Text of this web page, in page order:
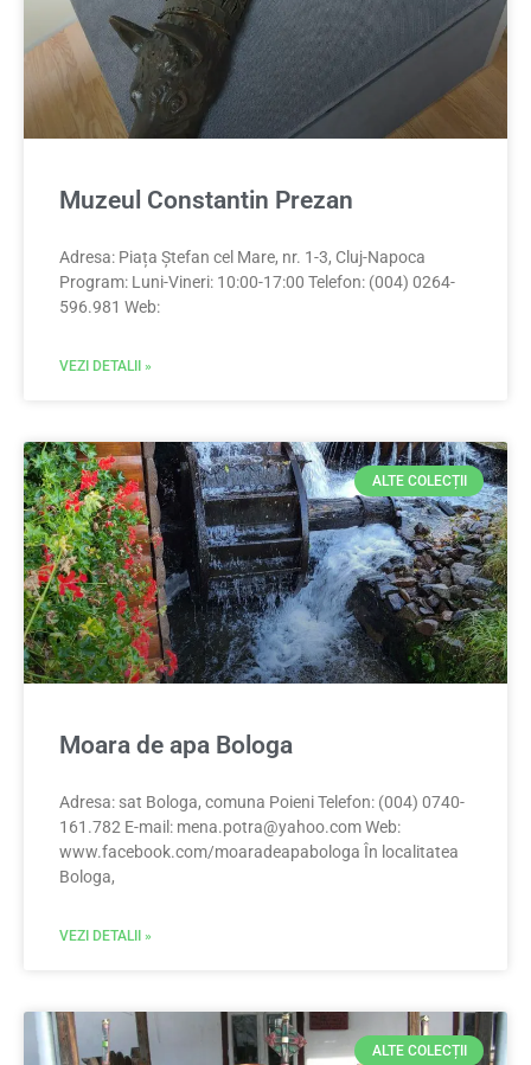
Muzeul Constantin Prezan
Adresa: Piața Ștefan cel Mare, nr. 1-3, Cluj-Napoca
Program: Luni-Vineri: 10:00-17:00 Telefon: (004) 0264-
596.981 Web:
VEZI DETALII »
ALTE COLECȚII
Moara de apa Bologa
Adresa: sat Bologa, comuna Poieni Telefon: (004) 0740-
161.782 E-mail: mena.potra@yahoo.comWeb:
www.facebook.com/moaradeapabologa În localitatea
Bologa,
VEZI DETALII »
ALTE COLECȚII